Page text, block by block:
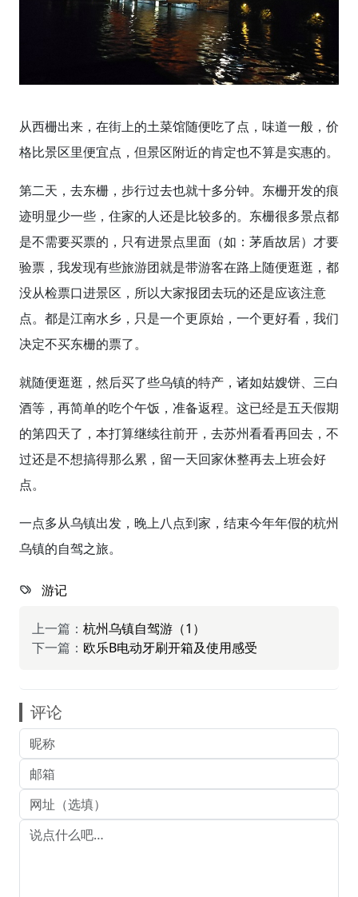
从西栅出来，在街上的土菜馆随便吃了点，味道一般，价
格比景区里便宜点，但景区附近的肯定也不算是实惠的。
第二天，去东栅，步行过去也就十多分钟。东栅开发的痕
迹明显少一些，住家的人还是比较多的。东栅很多景点都
是不需要买票的，只有进景点里面（如：茅盾故居）才要
验票，我发现有些旅游团就是带游客在路上随便逛逛，都
没从检票口进景区，所以大家报团去玩的还是应该注意
点。都是江南水乡，只是一个更原始，一个更好看，我们
决定不买东栅的票了。
就随便逛逛，然后买了些乌镇的特产，诸如姑嫂饼、三白
酒等，再简单的吃个午饭，准备返程。这已经是五天假期
的第四天了，本打算继续往前开，去苏州看看再回去，不
过还是不想搞得那么累，留一天回家休整再去上班会好
点。
一点多从乌镇出发，晚上八点到家，结束今年年假的杭州
乌镇的自驾之旅。
游记
上一篇： 杭州乌镇自驾游（1）
下一篇： 欧乐B电动牙刷开箱及使用感受
评论